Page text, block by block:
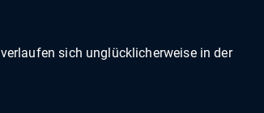
sich unglücklicherweise in der